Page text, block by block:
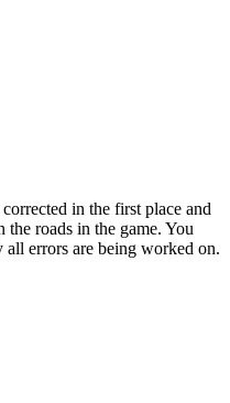
in the first place and
the roads in the game. You
all errors are being worked on.